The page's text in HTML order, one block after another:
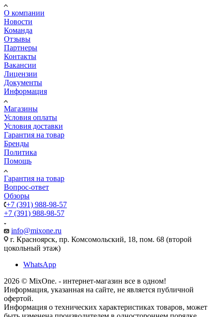
О компании
Новости
Команда
Отзывы
Партнеры
Контакты
Вакансии
Лицензии
Документы
Информация
Магазины
Условия оплаты
Условия доставки
Гарантия на товар
Бренды
Политика
Помощь
Гарантия на товар
Вопрос-ответ
Обзоры
+7 (391) 988-98-57
+7 (391) 988-98-57
info@mixone.ru
г. Красноярск, пр. Комсомольский, 18, пом. 68 (второй
цокольный этаж)
WhatsApp
2026 © MixOne. - интернет-магазин все в одном!
Информация, указанная на сайте, не является публичной
офертой.
Информация о технических характеристиках товаров, может